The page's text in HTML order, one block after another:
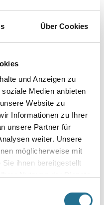
Über Cookies
und Anzeigen zu
Medien anbieten
Website zu
Informationen zu Ihrer
unsere Partner für
weiter. Unsere
möglicherweise mit
ihnen bereitgestellt